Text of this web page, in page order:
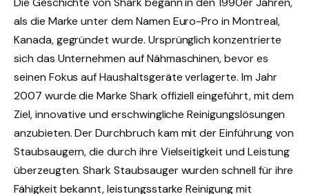
als die Marke unter dem Namen Euro-Pro in Montreal,
Kanada, gegründet wurde. Ursprünglich konzentrierte
sich das Unternehmen auf Nähmaschinen, bevor es
seinen Fokus auf Haushaltsgeräte verlagerte. Im Jahr
2007 wurde die Marke Shark offiziell eingeführt, mit dem
Ziel, innovative und erschwingliche Reinigungslösungen
anzubieten. Der Durchbruch kam mit der Einführung von
Staubsaugern, die durch ihre Vielseitigkeit und Leistung
überzeugten. Shark Staubsauger wurden schnell für ihre
Fähigkeit bekannt, leistungsstarke Reinigung mit